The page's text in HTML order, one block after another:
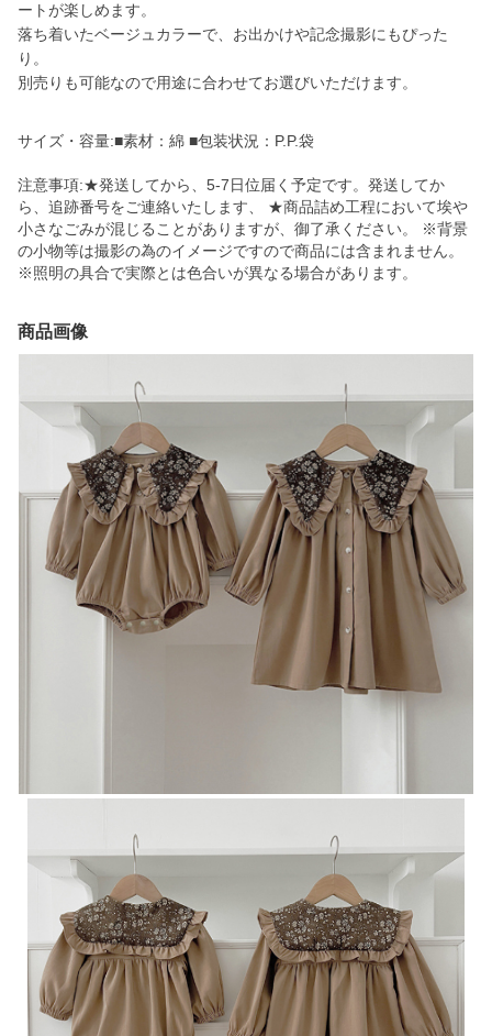
ートが楽しめます。
落ち着いたベージュカラーで、お出かけや記念撮影にもぴった
り。
別売りも可能なので用途に合わせてお選びいただけます。
サイズ・容量:■素材：綿 ■包装状況：P.P.袋
注意事項:★発送してから、5-7日位届く予定です。発送してか
ら、追跡番号をご連絡いたします、 ★商品詰め工程において埃や
小さなごみが混じることがありますが、御了承ください。 ※背景
の小物等は撮影の為のイメージですので商品には含まれません。
※照明の具合で実際とは色合いが異なる場合があります。
商品画像